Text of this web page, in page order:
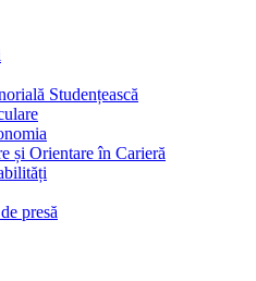
Studențească
și Orientare în Carieră
presă